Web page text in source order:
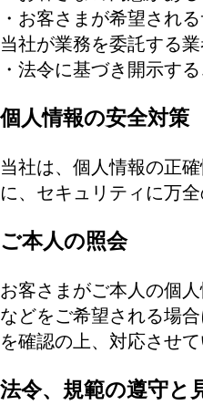
・お客さまが希望され
当社が業務を委託する
・法令に基づき開示す
個人情報の安全対策
当社は、個人情報の正
に、セキュリティに万
ご本人の照会
お客さまがご本人の個
などをご希望される場
を確認の上、対応させて
法令、規範の遵守と